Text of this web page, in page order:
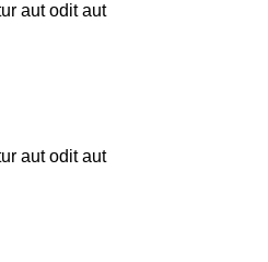
aut odit aut
aut odit aut